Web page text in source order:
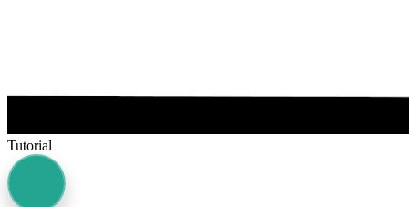
Tutorial